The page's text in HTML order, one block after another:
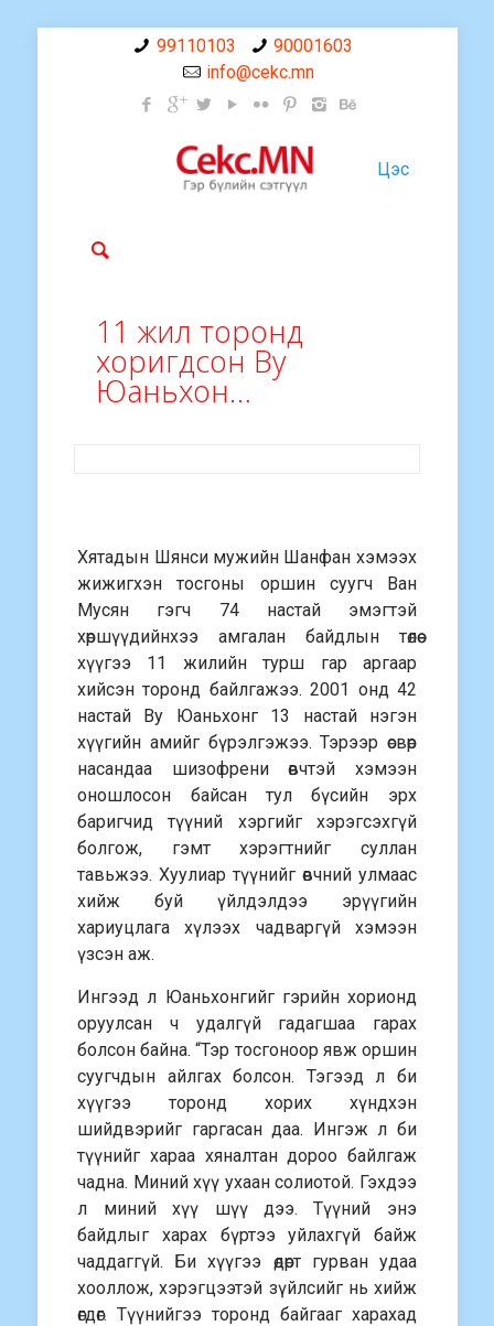
99110103
90001603
info@cekc.mn
Цэс
11 жил торонд
хоригдсон Ву
Юаньхон…
Хятадын Шянси мужийн Шанфан хэмээх
жижигхэн тосгоны оршин суугч Ван
Мусян гэгч 74 настай эмэгтэй
хөршүүдийнхээ амгалан байдлын төлөө
хүүгээ 11 жилийн турш гар аргаар
хийсэн торонд байлгажээ. 2001 онд 42
настай Ву Юаньхонг 13 настай нэгэн
хүүгийн амийг бүрэлгэжээ. Тэрээр өсвөр
насандаа шизофрени өвчтэй хэмээн
оношлосон байсан тул бүсийн эрх
баригчид түүний хэргийг хэрэгсэхгүй
болгож, гэмт хэрэгтнийг суллан
тавьжээ. Хуулиар түүнийг өвчний улмаас
хийж буй үйлдэлдээ эрүүгийн
хариуцлага хүлээх чадваргүй хэмээн
үзсэн аж.
Ингээд л Юаньхонгийг гэрийн хорионд
оруулсан ч удалгүй гадагшаа гарах
болсон байна. “Тэр тосгоноор явж оршин
суугчдын айлгах болсон. Тэгээд л би
хүүгээ торонд хорих хүндхэн
шийдвэрийг гаргасан даа. Ингэж л би
түүнийг хараа хяналтан дороо байлгаж
чадна. Миний хүү ухаан солиотой. Гэхдээ
л миний хүү шүү дээ. Түүний энэ
байдлыг харах бүртээ уйлахгүй байж
чаддаггүй. Би хүүгээ өдөрт гурван удаа
хооллож, хэрэгцээтэй зүйлсийг нь хийж
өгдөг. Түүнийгээ торонд байгааг харахад